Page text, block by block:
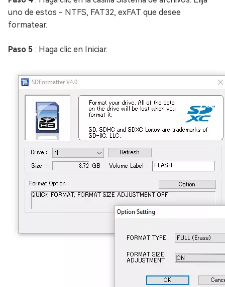
uno de estos - NTFS, FAT32, exFAT que desee
formatear.
Paso 5 : Haga clic en Iniciar.